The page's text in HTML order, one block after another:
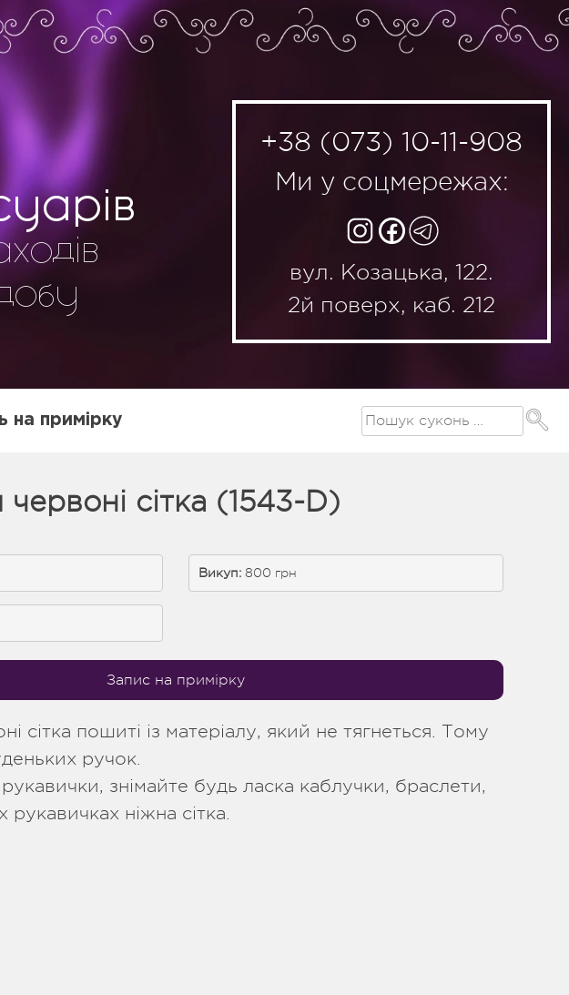
+38 (073) 10-11-908
Ми у соцмережах:
вул. Козацька, 122.
2й поверх, каб. 212
на примірку
сітка (1543-D)
Викуп: 800 грн
Запис на примірку
сітка пошиті із матеріалу, який не тягнеться. Тому
ручок.
знімайте будь ласка каблучки, браслети,
ніжна сітка.